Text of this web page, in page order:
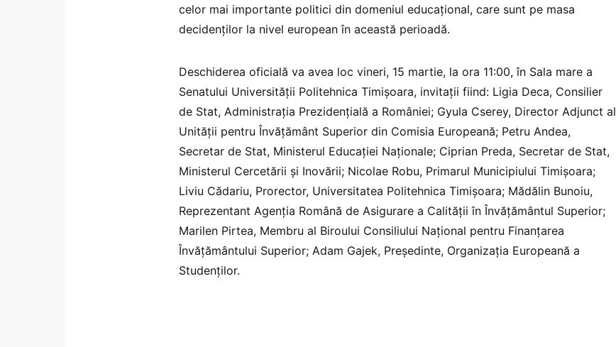
celor mai importante politici din domeniul educațional, care sunt pe masa
decidenților la nivel european în această perioadă.
Deschiderea oficială va avea loc vineri, 15 martie, la ora 11:00, în Sala mare a
Senatului Universității Politehnica Timișoara, invitații fiind: Ligia Deca, Consilier
de Stat, Administrația Prezidențială a României; Gyula Cserey, Director Adjunct al
Unității pentru Învățământ Superior din Comisia Europeană; Petru Andea,
Secretar de Stat, Ministerul Educației Naționale; Ciprian Preda, Secretar de Stat,
Ministerul Cercetării și Inovării; Nicolae Robu, Primarul Municipiului Timișoara;
Liviu Cădariu, Prorector, Universitatea Politehnica Timișoara; Mădălin Bunoiu,
Reprezentant Agenția Română de Asigurare a Calității în Învățământul Superior;
Marilen Pirtea, Membru al Biroului Consiliului Național pentru Finanțarea
Învățământului Superior; Adam Gajek, Președinte, Organizația Europeană a
Studenților.